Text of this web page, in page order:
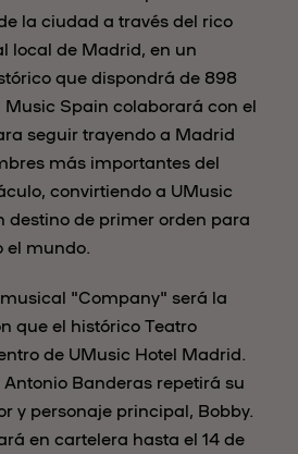
la ciudad a través del rico
local de Madrid, en un
que dispondrá de 898
Music Spain colaborará con el
seguir trayendo a Madrid
más importantes del
convirtiendo a UMusic
destino de primer orden para
el mundo.
"Company" será la
que el histórico Teatro
de UMusic Hotel Madrid.
Banderas repetirá su
y personaje principal, Bobby.
en cartelera hasta el 14 de